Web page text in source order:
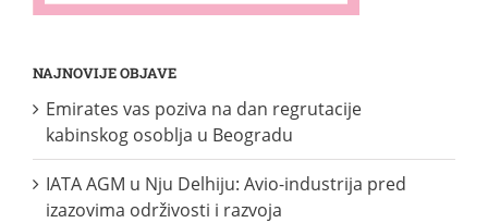
NAJNOVIJE OBJAVE
Emirates vas poziva na dan regrutacije
kabinskog osoblja u Beogradu
IATA AGM u Nju Delhiju: Avio-industrija pred
izazovima održivosti i razvoja